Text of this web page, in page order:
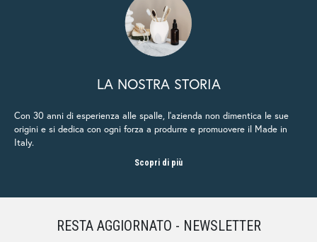
LA NOSTRA STORIA
Con 30 anni di esperienza alle spalle, l’azienda non dimentica le sue
origini e si dedica con ogni forza a produrre e promuovere il Made in
Italy.
Scopri di più
RESTA AGGIORNATO - NEWSLETTER